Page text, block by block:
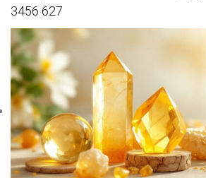
3456 627